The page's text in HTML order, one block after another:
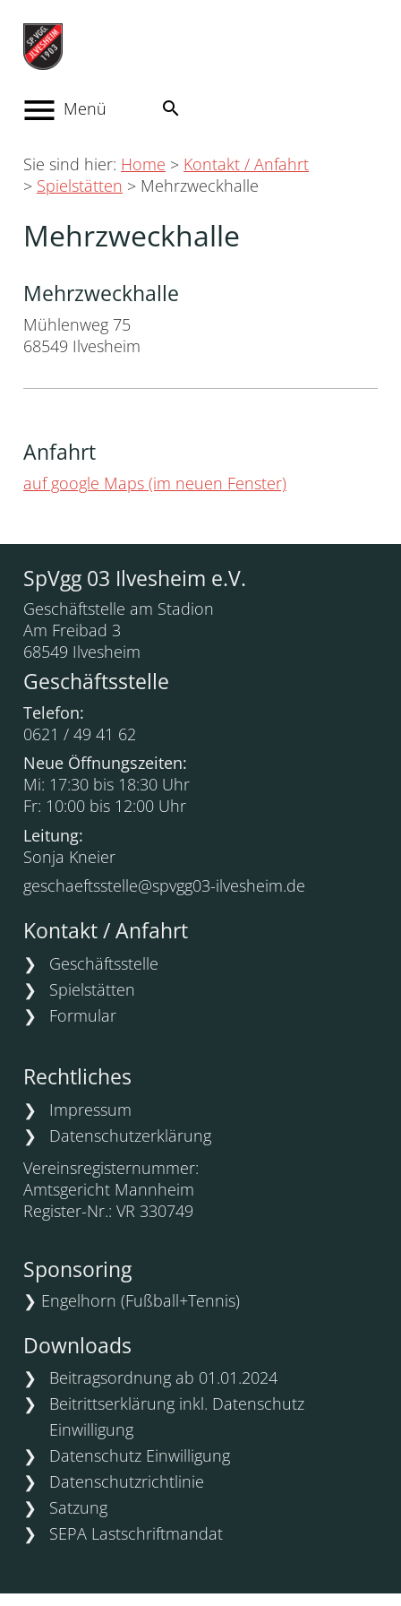
menu Menü search
Sie sind hier: Home
Kontakt / Anfahrt
Spielstätten
Mehrzweckhalle
Mehrzweckhalle
Mehrzweckhalle
Mühlenweg 75
68549 Ilvesheim
Anfahrt
auf google Maps (im neuen Fenster)
SpVgg 03 Ilvesheim e.V.
Geschäftstelle am Stadion
Am Freibad 3
68549 Ilvesheim
Geschäftsstelle
Telefon:
0621 / 49 41 62
Neue Öffnungszeiten:
Mi: 17:30 bis 18:30 Uhr
Fr: 10:00 bis 12:00 Uhr
Leitung:
Sonja Kneier
geschaeftsstelle@spvgg03-ilvesheim.de
Kontakt / Anfahrt
❯
Geschäftsstelle
❯
Spielstätten
❯
Formular
Rechtliches
❯
Impressum
❯
Datenschutzerklärung
Vereinsregisternummer:
Amtsgericht Mannheim
Register-Nr.: VR 330749
Sponsoring
❯ Engelhorn (Fußball+Tennis)
Downloads
Beitragsordnung ab 01.01.2024
Beitrittserklärung inkl. Datenschutz
Einwilligung
Datenschutz Einwilligung
Datenschutzrichtlinie
Satzung
SEPA Lastschriftmandat